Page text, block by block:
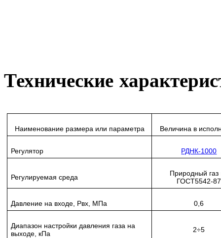
Технические
Наименование размера или параметра Величина в
Регулятор РДНК-1000
Регулируемая среда Природный газ
ГОСТ5542-87
Давление на входе, Pвх, МПа 0,6
Диапазон настройки давления газа на
выходе, кПа
2÷5